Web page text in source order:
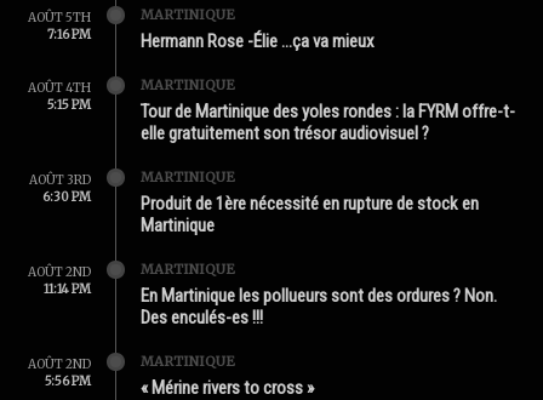
AOÛT 5TH
7:16 PM
MARTINIQUE
Hermann Rose -Élie …ça va mieux
AOÛT 4TH
5:15 PM
MARTINIQUE
Tour de Martinique des yoles rondes : la FYRM offre-t-
elle gratuitement son trésor audiovisuel ?
AOÛT 3RD
6:30 PM
MARTINIQUE
Produit de 1ère nécessité en rupture de stock en
Martinique
AOÛT 2ND
11:14 PM
MARTINIQUE
En Martinique les pollueurs sont des ordures ? Non.
Des enculés-es !!!
AOÛT 2ND
5:56 PM
MARTINIQUE
« Mérine rivers to cross »